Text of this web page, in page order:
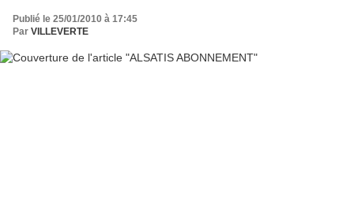
Publié le 25/01/2010 à 17:45
Par VILLEVERTE